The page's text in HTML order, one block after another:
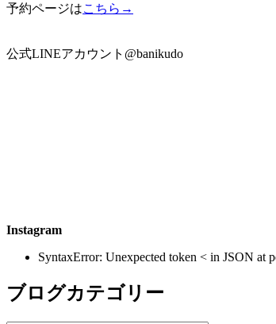
予約ページはこちら→
公式LINEアカウント@banikudo
Instagram
SyntaxError: Unexpected token < in JSON at
ブログカテゴリー